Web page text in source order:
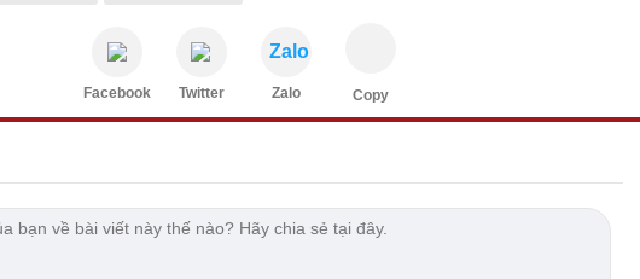
Facebook Twitter
Zalo
Zalo Copy